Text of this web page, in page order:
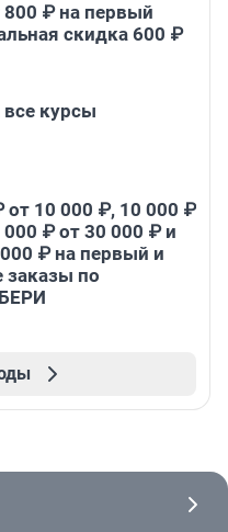
800 ₽ на первый
скидка 600 ₽
все курсы
от 10 000 ₽, 10 000 ₽
₽ от 30 000 ₽ и
₽ на первый и
заказы по